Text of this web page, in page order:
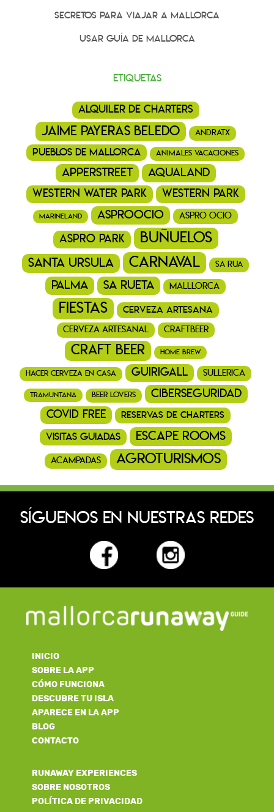
Secretos para viajar a Mallorca
Usar Guía de Mallorca
Etiquetas
alquiler de charters
jaime payeras beledo andratx
pueblos de mallorca animales vacaciones
ApperStreet aqualand
western water park western park
marineland asproocio aspro ocio
aspro park buñuelos
santa ursula Carnaval Sa Rua
Palma Sa Rueta Malllorca
fiestas cerveza artesana
cerveza artesanal craftbeer
craft beer home brew
hacer cerveza en casa guirigall sullerica
tramuntana beer lovers ciberseguridad
covid free reservas de charters
visitas guiadas escape rooms
acampadas agroturismos
SÍGUENOS EN NUESTRAS REDES
INICIO
SOBRE LA APP
CÓMO FUNCIONA
DESCUBRE TU ISLA
APARECE EN LA APP
BLOG
CONTACTO
RUNAWAY EXPERIENCES
SOBRE NOSOTROS
POLÍTICA DE PRIVACIDAD